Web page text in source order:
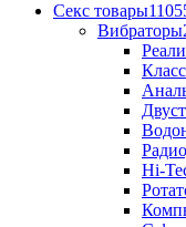
Секс товары
Вибраторы
Hi-